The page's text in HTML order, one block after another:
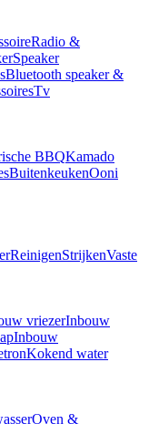
Radio &
Speaker
Bluetooth speaker &
Tv
BBQKamado
BuitenkeukenOoni
ReinigenStrijkenVaste
vriezerInbouw
Inbouw
Kokend water
Oven &